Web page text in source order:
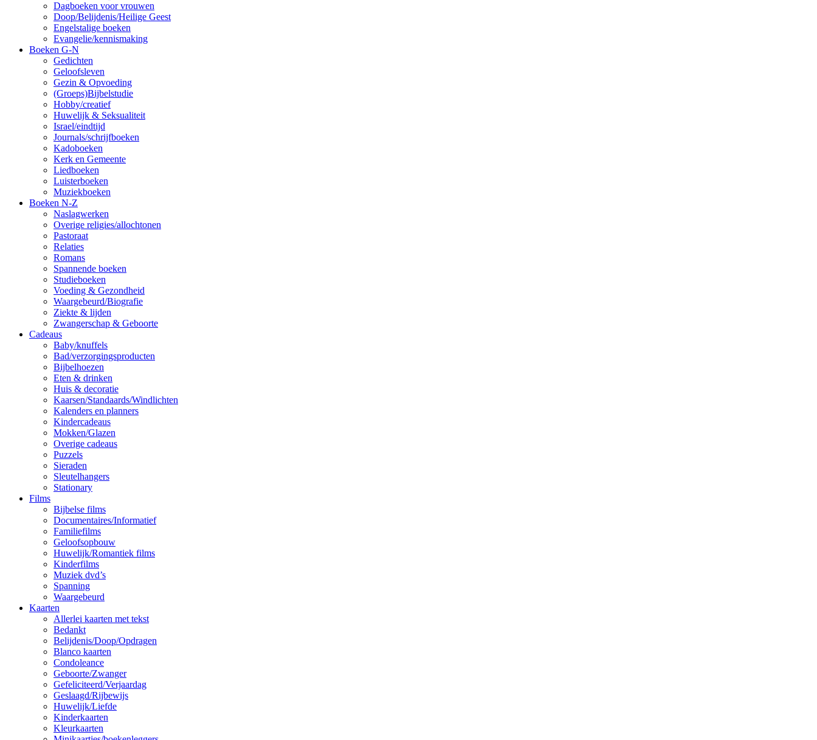
Dagboeken voor vrouwen
Doop/Belijdenis/Heilige Geest
Engelstalige boeken
Evangelie/kennismaking
Boeken G-N
Gedichten
Geloofsleven
Gezin & Opvoeding
(Groeps)Bijbelstudie
Hobby/creatief
Huwelijk & Seksualiteit
Israel/eindtijd
Journals/schrijfboeken
Kadoboeken
Kerk en Gemeente
Liedboeken
Luisterboeken
Muziekboeken
Boeken N-Z
Naslagwerken
Overige religies/allochtonen
Pastoraat
Relaties
Romans
Spannende boeken
Studieboeken
Voeding & Gezondheid
Waargebeurd/Biografie
Ziekte & lijden
Zwangerschap & Geboorte
Cadeaus
Baby/knuffels
Bad/verzorgingsproducten
Bijbelhoezen
Eten & drinken
Huis & decoratie
Kaarsen/Standaards/Windlichten
Kalenders en planners
Kindercadeaus
Mokken/Glazen
Overige cadeaus
Puzzels
Sieraden
Sleutelhangers
Stationary
Films
Bijbelse films
Documentaires/Informatief
Familiefilms
Geloofsopbouw
Huwelijk/Romantiek films
Kinderfilms
Muziek dvd’s
Spanning
Waargebeurd
Kaarten
Allerlei kaarten met tekst
Bedankt
Belijdenis/Doop/Opdragen
Blanco kaarten
Condoleance
Geboorte/Zwanger
Gefeliciteerd/Verjaardag
Geslaagd/Rijbewijs
Huwelijk/Liefde
Kinderkaarten
Kleurkaarten